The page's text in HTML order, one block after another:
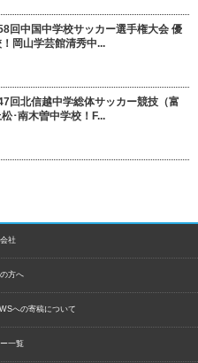
回中国中学校サッカー選手権大会 優
岡山学芸館清秀中...
回北信越中学総体サッカー競技（富
･南木曽中学校！F...
社
方へ
への寄稿について
一覧